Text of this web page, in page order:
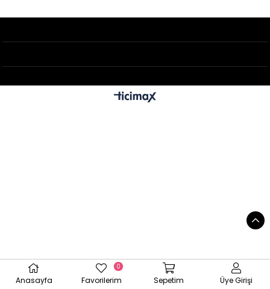
Anasayfa Favorilerim
0
Sepetim Üye Girişi